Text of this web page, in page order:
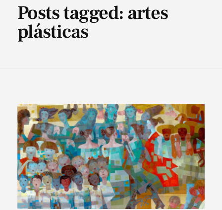
Posts tagged: artes
plásticas